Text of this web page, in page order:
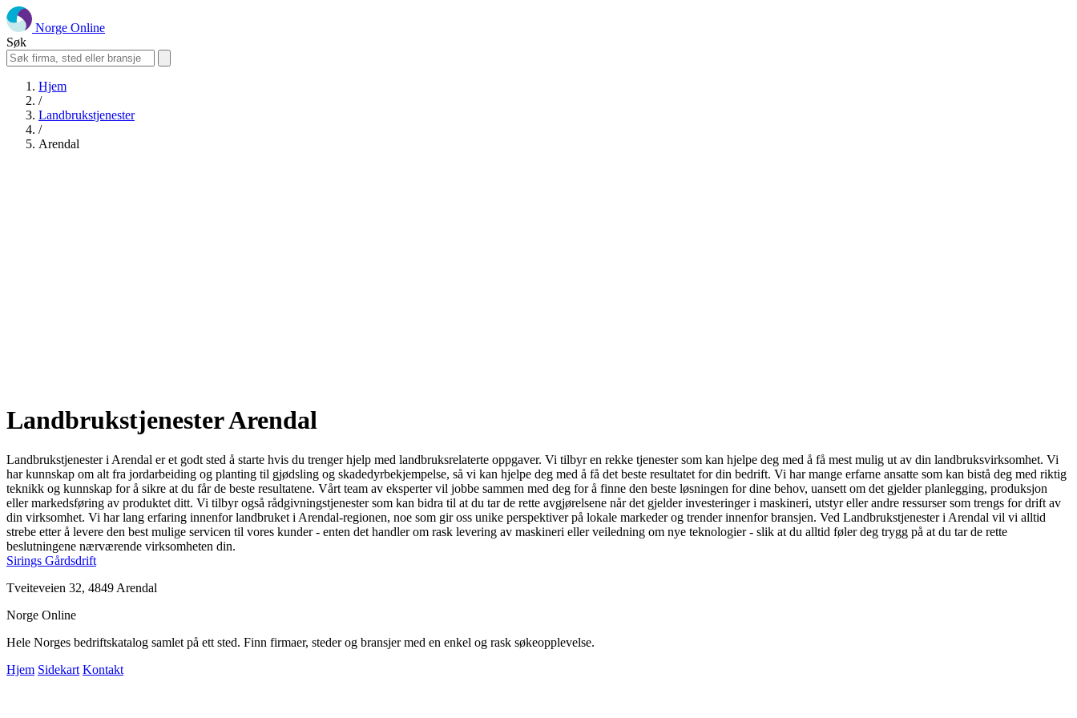
Norge Online
Søk
Hjem
/
Landbrukstjenester
/
Arendal
Landbrukstjenester Arendal
Landbrukstjenester i Arendal er et godt sted å starte hvis du trenger hjelp med landbruksrelaterte oppgaver. Vi tilbyr en rekke tjenester som kan hjelpe deg med å få mest mulig ut av din landbruksvirksomhet. Vi
har kunnskap om alt fra jordarbeiding og planting til gjødsling og skadedyrbekjempelse, så vi kan hjelpe deg med å få det beste resultatet for din bedrift. Vi har mange erfarne ansatte som kan bistå deg med riktig
teknikk og kunnskap for å sikre at du får de beste resultatene. Vårt team av eksperter vil jobbe sammen med deg for å finne den beste løsningen for dine behov, uansett om det gjelder planlegging, produksjon
eller markedsføring av produktet ditt. Vi tilbyr også rådgivningstjenester som kan bidra til at du tar de rette avgjørelsene når det gjelder investeringer i maskineri, utstyr eller andre ressurser som trengs for drift av
din virksomhet. Vi har lang erfaring innenfor landbruket i Arendal-regionen, noe som gir oss unike perspektiver på lokale markeder og trender innenfor bransjen. Ved Landbrukstjenester i Arendal vil vi alltid
strebe etter å levere den best mulige servicen til vores kunder - enten det handler om rask levering av maskineri eller veiledning om nye teknologier - slik at du alltid føler deg trygg på at du tar de rette
beslutningene nærværende virksomheten din.
Sirings Gårdsdrift
Tveiteveien 32, 4849 Arendal
Norge Online
Hele Norges bedriftskatalog samlet på ett sted. Finn firmaer, steder og bransjer med en enkel og rask søkeopplevelse.
Hjem Sidekart Kontakt